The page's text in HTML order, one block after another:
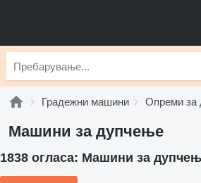
Градежни машини Опреми за
Машини за дупчење
1838 огласа: Машини за